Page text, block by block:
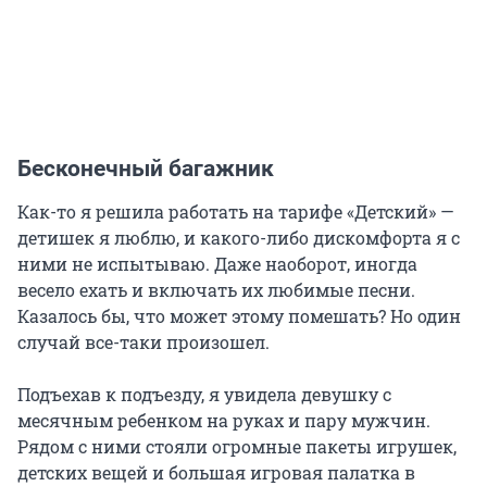
Бесконечный багажник
Как-то я решила работать на тарифе «Детский» —
детишек я люблю, и какого-либо дискомфорта я с
ними не испытываю. Даже наоборот, иногда
весело ехать и включать их любимые песни.
Казалось бы, что может этому помешать? Но один
случай все-таки произошел.
Подъехав к подъезду, я увидела девушку с
месячным ребенком на руках и пару мужчин.
Рядом с ними стояли огромные пакеты игрушек,
детских вещей и большая игровая палатка в